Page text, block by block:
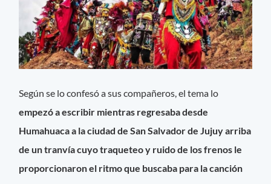
Según se lo confesó a sus compañeros, el tema lo
empezó a escribir mientras regresaba desde
Humahuaca a la ciudad de San Salvador de Jujuy arriba
de un tranvía cuyo traqueteo y ruido de los frenos le
proporcionaron el ritmo que buscaba para la canción